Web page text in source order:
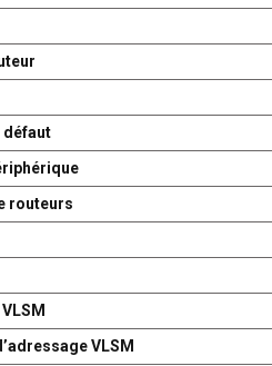
défaut
routeurs
VLSM